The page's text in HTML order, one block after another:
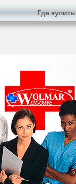
Где купить